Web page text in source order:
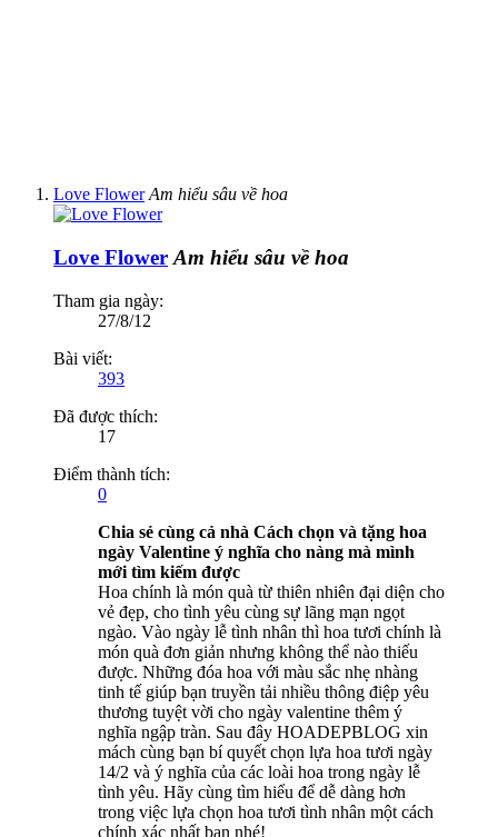
Love Flower Am hiểu sâu về hoa
Love Flower Am hiểu sâu về hoa
Tham gia ngày:
27/8/12
Bài viết:
393
Đã được thích:
17
Điểm thành tích:
0
Chia sẻ cùng cả nhà Cách chọn và tặng hoa
ngày Valentine ý nghĩa cho nàng mà mình
mới tìm kiếm được
Hoa chính là món quà từ thiên nhiên đại diện cho
vẻ đẹp, cho tình yêu cùng sự lãng mạn ngọt
ngào. Vào ngày lễ tình nhân thì hoa tươi chính là
món quà đơn giản nhưng không thể nào thiếu
được. Những đóa hoa với màu sắc nhẹ nhàng
tinh tế giúp bạn truyền tải nhiều thông điệp yêu
thương tuyệt vời cho ngày valentine thêm ý
nghĩa ngập tràn. Sau đây HOADEPBLOG xin
mách cùng bạn bí quyết chọn lựa hoa tươi ngày
14/2 và ý nghĩa của các loài hoa trong ngày lễ
tình yêu. Hãy cùng tìm hiểu để dễ dàng hơn
trong việc lựa chọn hoa tươi tình nhân một cách
chính xác nhất bạn nhé!